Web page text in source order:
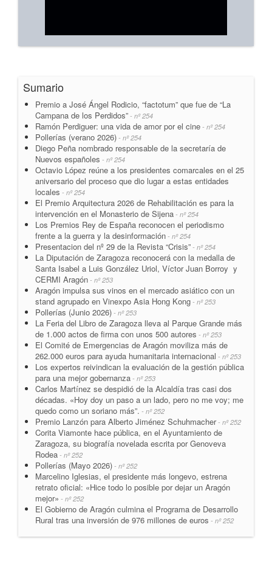
Sumario
Premio a José Ángel Rodicio, “factotum” que fue de “La
Campana de los Perdidos” - nº 254
Ramón Perdiguer: una vida de amor por el cine - nº 254
Pollerías (verano 2026) - nº 254
Diego Peña nombrado responsable de la secretaría de
Nuevos españoles - nº 254
Octavio López reúne a los presidentes comarcales en el 25
aniversario del proceso que dio lugar a estas entidades
locales - nº 254
El Premio Arquitectura 2026 de Rehabilitación es para la
intervención en el Monasterio de Sijena - nº 254
Los Premios Rey de España reconocen el periodismo
frente a la guerra y la desinformación - nº 254
Presentacion del nº 29 de la Revista “Crisis” - nº 254
La Diputación de Zaragoza reconocerá con la medalla de
Santa Isabel a Luis González Uriol, Víctor Juan Borroy y
CERMI Aragón - nº 253
Aragón impulsa sus vinos en el mercado asiático con un
stand agrupado en Vinexpo Asia Hong Kong - nº 253
Pollerías (Junio 2026) - nº 253
La Feria del Libro de Zaragoza lleva al Parque Grande más
de 1.000 actos de firma con unos 500 autores - nº 253
El Comité de Emergencias de Aragón moviliza más de
262.000 euros para ayuda humanitaria internacional - nº 253
Los expertos reivindican la evaluación de la gestión pública
para una mejor gobernanza - nº 253
Carlos Martínez se despidió de la Alcaldía tras casi dos
décadas. «Hoy doy un paso a un lado, pero no me voy; me
quedo como un soriano más”. - nº 252
Premio Lanzón para Alberto Jiménez Schuhmacher- nº 252
Corita Viamonte hace pública, en el Ayuntamiento de
Zaragoza, su biografía novelada escrita por Genoveva
Rodea - nº 252
Pollerías (Mayo 2026) - nº 252
Marcelino Iglesias, el presidente más longevo, estrena
retrato oficial: «Hice todo lo posible por dejar un Aragón
mejor» - nº 252
El Gobierno de Aragón culmina el Programa de Desarrollo
Rural tras una inversión de 976 millones de euros - nº 252